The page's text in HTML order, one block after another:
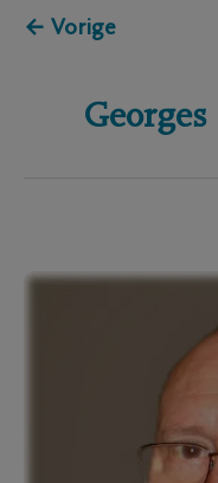
← Vorige
Georges